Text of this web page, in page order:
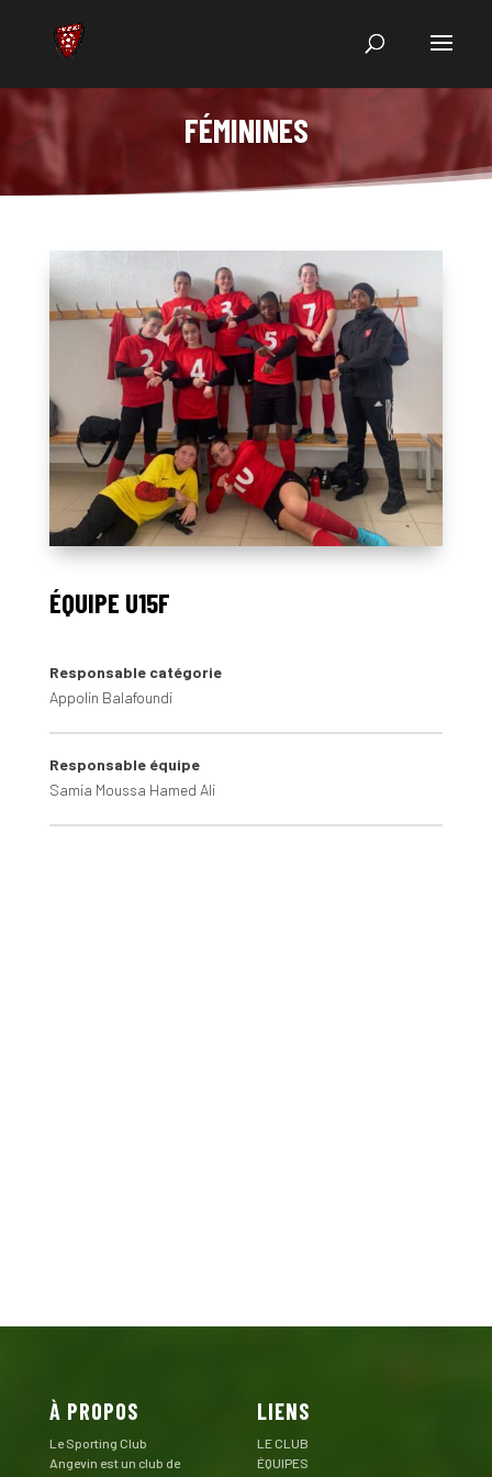
FÉMININES
ÉQUIPE U15F
Responsable catégorie
Appolin Balafoundi
Responsable équipe
Samia Moussa Hamed Ali
À PROPOS
Le Sporting Club
Angevin est un club de
LIENS
LE CLUB
ÉQUIPES